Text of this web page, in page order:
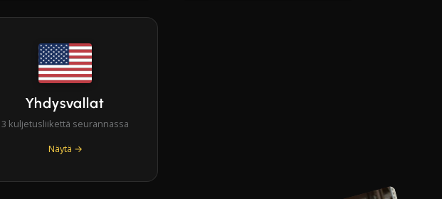
Yhdysvallat
3 kuljetusliikettä seurannassa
Näytä →